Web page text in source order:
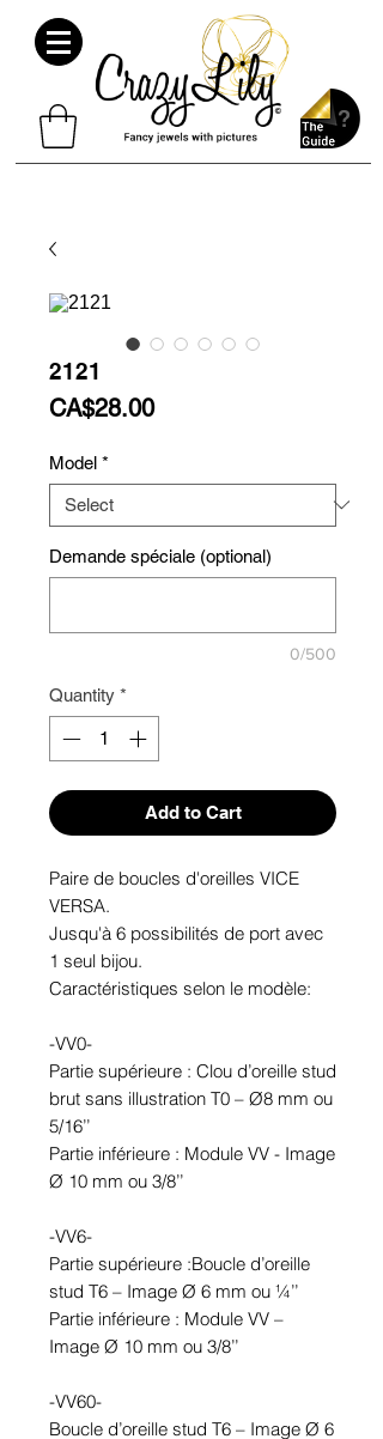
2121
CA$28.00Price
Model *
Demande spéciale (optional)
0/500
Quantity *
Add to Cart
Paire de boucles d'oreilles VICE
VERSA.
Jusqu'à 6 possibilités de port avec
1 seul bijou.
Caractéristiques selon le modèle:
-VV0-
Partie supérieure : Clou d’oreille stud
brut sans illustration T0 – Ø8 mm ou
5/16’’
Partie inférieure : Module VV - Image
Ø 10 mm ou 3/8’’
-VV6-
Partie supérieure :Boucle d’oreille
stud T6 – Image Ø 6 mm ou ¼’’
Partie inférieure : Module VV –
Image Ø 10 mm ou 3/8’’
-VV60-
Boucle d’oreille stud T6 – Image Ø 6